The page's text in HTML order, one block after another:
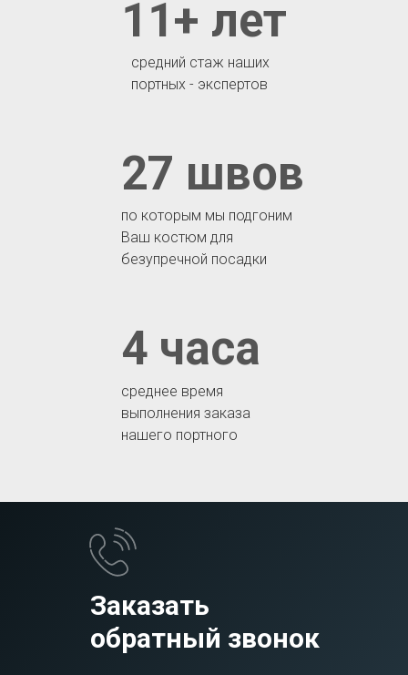
среднее время
выполнения заказа
нашего портного
4 часа
по которым мы подгоним
Ваш костюм для
безупречной посадки
27 швов
средний стаж наших
портных - экспертов
11+ лет
Заказать
обратный звонок